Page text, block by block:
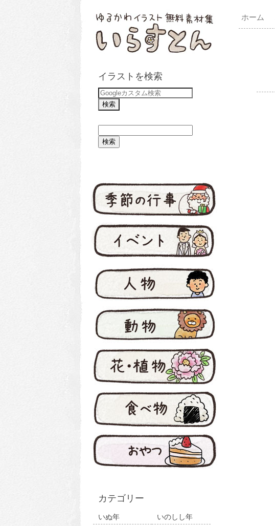
イラストを検索
カテゴリー
いぬ年
いのしし年
ホーム